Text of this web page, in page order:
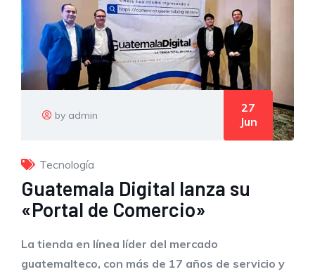
by admin
27
Jun
Tecnología
Guatemala Digital lanza su
«Portal de Comercio»
La tienda en línea líder del mercado
guatemalteco, con más de 17 años de servicio y